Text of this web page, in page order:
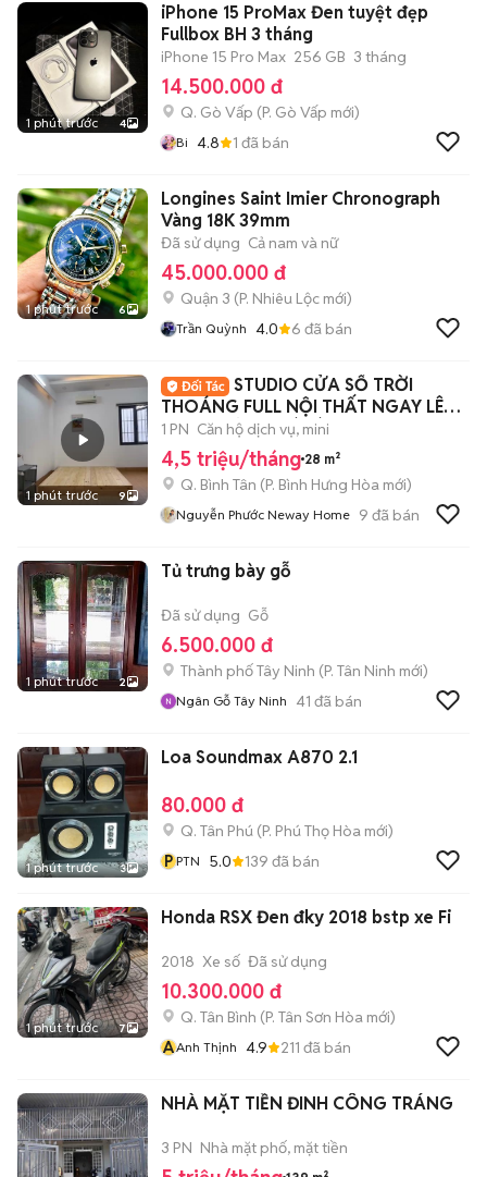
1 phút trước 4
iPhone 15 ProMax Đen tuyệt đẹp
Fullbox BH 3 tháng
iPhone 15 Pro Max 256 GB 3 tháng
14.500.000 đ
Q. Gò Vấp (P. Gò Vấp mới)
Bi 4.8 1 đã bán
1 phút trước 6
Longines Saint Imier Chronograph
Vàng 18K 39mm
Đã sử dụng Cả nam và nữ
45.000.000 đ
Quận 3 (P. Nhiêu Lộc mới)
Trần Quỳnh 4.0 6 đã bán
1 phút trước 9
STUDIO CỬA SỔ TRỜI
THOÁNG FULL NỘI THẤT NGAY LÊ
VĂN QUỚI - HOÀ BÌNH
1 PN Căn hộ dịch vụ, mini
4,5 triệu/tháng 28 m²
Q. Bình Tân (P. Bình Hưng Hòa mới)
Nguyễn Phước Neway Home 9 đã bán
1 phút trước 2
Tủ trưng bày gỗ
Đã sử dụng Gỗ
6.500.000 đ
Thành phố Tây Ninh (P. Tân Ninh mới)
Ngân Gỗ Tây Ninh 41 đã bán
1 phút trước 3
Loa Soundmax A870 2.1
80.000 đ
Q. Tân Phú (P. Phú Thọ Hòa mới)
P PTN 5.0 139 đã bán
1 phút trước 7
Honda RSX Đen đky 2018 bstp xe Fi
2018 Xe số Đã sử dụng
10.300.000 đ
Q. Tân Bình (P. Tân Sơn Hòa mới)
AAnh Thịnh 4.9 211 đã bán
NHÀ MẶT TIỀN ĐINH CÔNG TRÁNG
3 PN Nhà mặt phố, mặt tiền